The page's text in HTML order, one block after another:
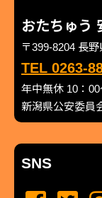
おたちゅう
〒399-8204 長
TEL 0263-
年中無休 10：
新潟県公安委員
SNS